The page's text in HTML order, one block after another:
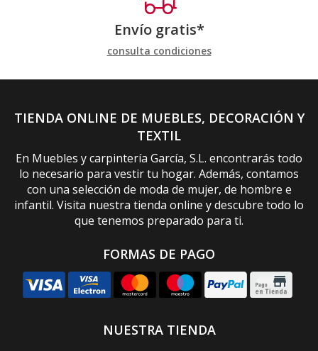
Envío gratis*
consulta condiciones
TIENDA ONLINE DE MUEBLES, DECORACIÓN Y
TEXTIL
En Muebles y carpintería García, S.L. encontrarás todo
lo necesario para vestir tu hogar. Además, contamos
con una selección de moda de mujer, de hombre e
infantil. Visita nuestra tienda online y descubre todo lo
que tenemos preparado para ti.
FORMAS DE PAGO
NUESTRA TIENDA